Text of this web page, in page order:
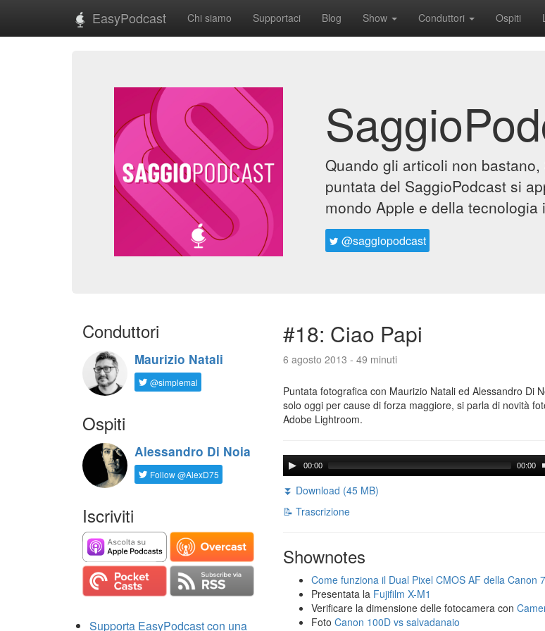
EasyPodcast Chi siamo Supportaci Blog Show Conduttori Ospiti
Quando gli articoli non
puntata del SaggioPodcast si
mondo Apple e della tecnologia
@saggiopodcast
Conduttori
Maurizio Natali
@simplemal
Ospiti
Alessandro Di Noia
Follow @AlexD75
Iscriviti
Supporta EasyPodcast con una
#18: Ciao Papi
6 agosto 2013 - 49 minuti
Puntata fotografica con Maurizio Natali ed Alessandro Di
solo oggi per cause di forza maggiore, si parla di novità
Adobe Lightroom.
00:00 00:00
⏬ Download (45 MB)
📝 Trascrizione
Shownotes
Come funziona il Dual Pixel CMOS AF della Canon
Presentata la Fujifilm X-M1
Verificare la dimensione delle fotocamera con
Foto Canon 100D vs salvadanaio